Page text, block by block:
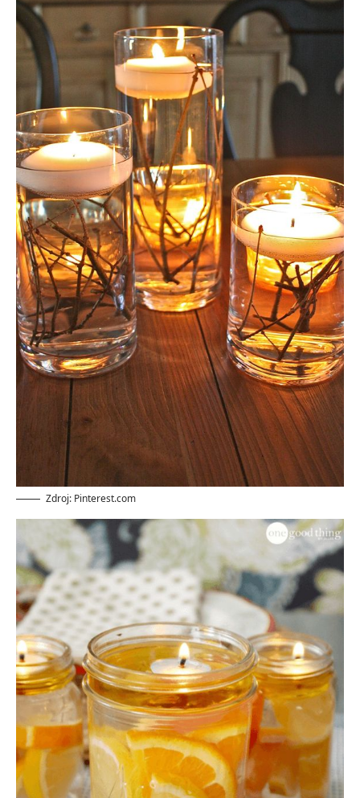
Zdroj: Pinterest.com